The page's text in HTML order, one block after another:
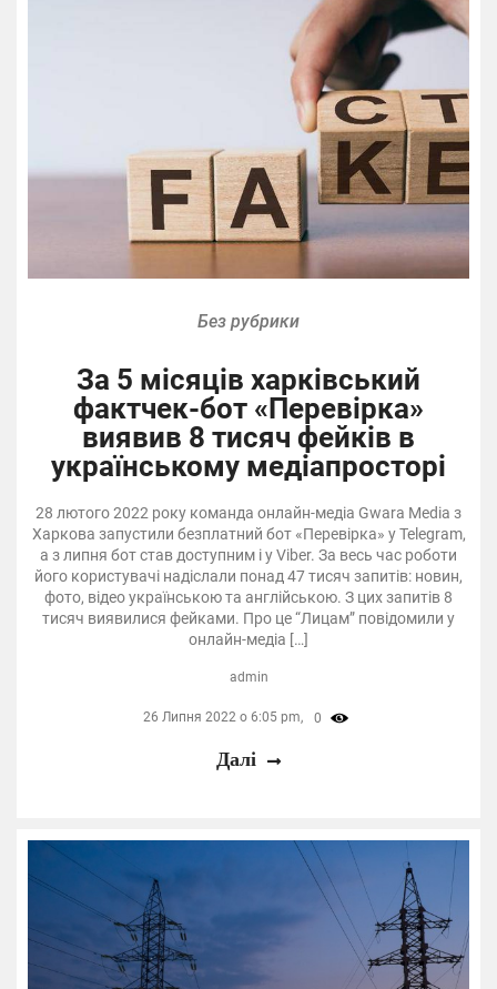
Без рубрики
За 5 місяців харківський
фактчек-бот «Перевірка»
виявив 8 тисяч фейків в
українському медіапросторі
28 лютого 2022 року команда онлайн-медіа Gwara Media з
Харкова запустили безплатний бот «Перевірка» у Telegram,
а з липня бот став доступним і у Viber. За весь час роботи
його користувачі надіслали понад 47 тисяч запитів: новин,
фото, відео українською та англійською. З цих запитів 8
тисяч виявилися фейками. Про це “Лицам” повідомили у
онлайн-медіа […]
admin
26 Липня 2022 о 6:05 pm, 0
Далі